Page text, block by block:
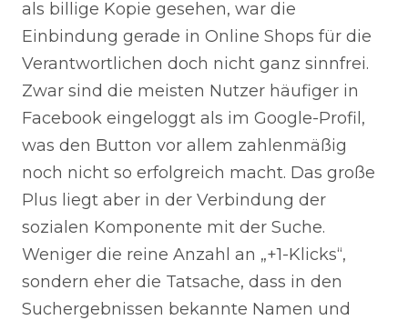
als billige Kopie gesehen, war die
Einbindung gerade in Online Shops für die
Verantwortlichen doch nicht ganz sinnfrei.
Zwar sind die meisten Nutzer häufiger in
Facebook eingeloggt als im Google-Profil,
was den Button vor allem zahlenmäßig
noch nicht so erfolgreich macht. Das große
Plus liegt aber in der Verbindung der
sozialen Komponente mit der Suche.
Weniger die reine Anzahl an „+1-Klicks“,
sondern eher die Tatsache, dass in den
Suchergebnissen bekannte Namen und